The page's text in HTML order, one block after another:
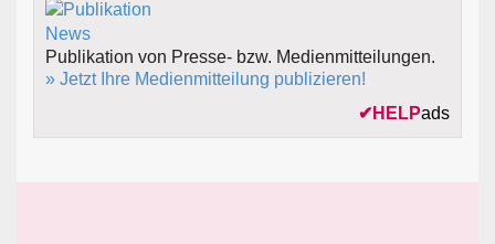
Publikation von Presse- bzw. Medienmitteilungen.
» Jetzt Ihre Medienmitteilung publizieren!
✔ HELPads